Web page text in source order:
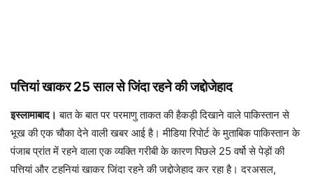
पत्तियां खाकर 25 साल से जिंदा रहने की जद्दोजेहाद
इस्लामाबाद। बात के बात पर परमाणु ताकत की हैकड़ी दिखाने वाले पाकिस्तान से
भूख की एक चौका देने वाली खबर आई है। मीडिया रिपोर्ट के मुताबिक पाकिस्तान के
पंजाब प्रांत में रहने वाला एक व्यक्ति गरीबी के कारण पिछले 25 वर्षो से पेड़ों की
पत्तियां और टहनियां खाकर जिंदा रहने की जद्दोजेहाद कर रहा है। दरअसल,